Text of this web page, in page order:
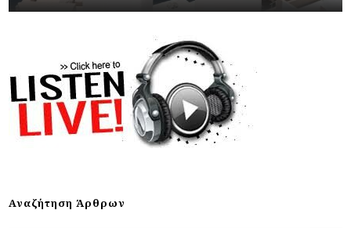
Αναζήτηση Άρθρων